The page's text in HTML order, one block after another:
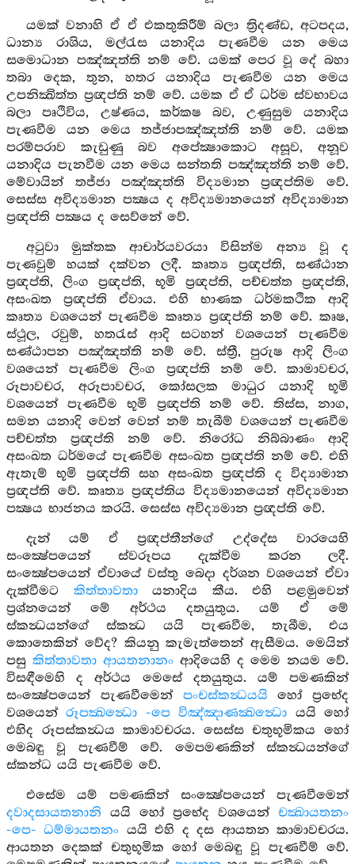
යමක් වනාහි ඒ ඒ එකතුකිරීම් බලා ත්‍රිදණ්ඩ, අටපදය,
ධාන්‍ය රාශිය, මල්රැස යනාදිය පැණවීම යන මෙය
සමොධාන පඤ්ඤත්ති නම් වේ. යමක් පෙර වූ දේ බහා
තබා දෙක, තුන, හතර යනාදිය පැණවීම යන මෙය
උපනික්‍ඛිත්ත ප්‍රඥප්ති නම් වේ. යමක ඒ ඒ ධර්ම ස්වභාවය
බලා පෘථිවිය, උෂ්ණය, කර්කෂ බව, උණුසුම යනාදිය
පැණවීම යන මෙය තජ්ජාපඤ්ඤත්ති නම් වේ. යමක
පරම්පරාව කැඩුණු බව අපේක්‍ෂාකොට අසූව, අනූව
යනාදිය පැනවීම යන මෙය සන්තති පඤ්ඤත්ති නම් වේ.
මේවායින් තජ්ජා පඤ්ඤත්ති විද්‍යමාන ප්‍රඥප්තිම වේ.
සෙස්ස අවිද්‍යමාන පක්‍ෂය ද අවිද්‍යමානයෙන් අවිද්‍යාමාන
ප්‍රඥප්ති පක්‍ෂය ද සෙව්නේ වේ.
අටුවා මුක්තක ආචාර්යවරයා විසින්ම අන්‍ය වූ ද
පැණවුම් හයක් දක්වන ලදී. කෘත්‍ය ප්‍රඥප්ති, සණ්ඨාන
ප්‍රඥප්ති, ලිංග ප්‍රඥප්ති, භූමි ප්‍රඥප්ති, පච්චත්ත ප්‍රඥප්ති,
අසංඛත ප්‍රඥප්ති ඒවාය. එහි භාණක ධර්මකථික ආදි
කෘත්‍ය වශයෙන් පැණවීම කෘත්‍ය ප්‍රඥප්ති නම් වේ. කෘෂ,
ස්ථූල, රවුම්, හතරැස් ආදි සටහන් වශයෙන් පැණවීම
සණ්ඨාපන පඤ්ඤත්ති නම් වේ. ස්ත්‍රී, පුරුෂ ආදි ලිංග
වශයෙන් පැණවීම ලිංග ප්‍රඥප්ති නම් වේ. කාමාවචර,
රූපාවචර, අරූපාවචර, කෝසලක මාධුර යනාදි භූමි
වශයෙන් පැණවීම භූමි ප්‍රඥප්ති නම් වේ. තිස්ස, නාග,
සමන යනාදි වෙන් වෙන් නම් තැබීම් වශයෙන් පැණවීම
පච්චත්ත ප්‍රඥප්ති නම් වේ. නිරෝධ නිබ්බාණං ආදි
අසංඛත ධර්මයේ පැණවීම අසංඛත ප්‍රඥප්ති නම් වේ. එහි
ඇතැම් භූමි ප්‍රඥප්ති සහ අසංඛත ප්‍රඥප්ති ද විද්‍යාමාන
ප්‍රඥප්ති වේ. කෘත්‍ය ප්‍රඥප්තිය විද්‍යමානයෙන් අවිද්‍යමාන
පක්‍ෂය භාජනය කරයි. සෙස්ස අවිද්‍යමාන ප්‍රඥප්ති වේ.
දැන් යම් ඒ ප්‍රඥප්තීන්ගේ උද්දේස වාරයෙහි
සංක්‍ෂේපයෙන් ස්වරූපය දැක්වීම කරන ලදී.
සංක්‍ෂේපයෙන් ඒවායේ වස්තු බෙදා දර්ශන වශයෙන් ඒවා
දැක්වීමට කිත්තාවතායනාදිය කීය. එහි පළමුවෙන්
ප්‍රශ්නයෙන් මේ අර්ථය දතයුතුය. යම් ඒ මේ
ස්කන්‍ධයන්ගේ ස්කන්‍ධ යයි පැණවීම, තැබීම, එය
කොතෙකින් වේද? කියනු කැමැත්තෙන් ඇසීමය. මෙයින්
පසු කිත්තාවතා ආයතනානං ආදියෙහි ද මෙම නයම වේ.
විසඳීමෙහි ද අර්ථය මෙසේ දතයුතුය. යම් පමණකින්
සංක්‍ෂේපයෙන් පැණවීමෙන් පංචස්කන්‍ධයයි හෝ ප්‍රභේද
වශයෙන්රූපක්‍ඛන්‍ධො -පෙ විඤ්ඤාණක්‍ඛන්‍ධො යයි හෝ
එහිද රූපස්කන්‍ධය කාමාවචරය. සෙස්ස චතුභූමිකය හෝ
මෙබඳු වූ පැණවීම් වේ. මෙපමණකින් ස්කන්‍ධයන්ගේ
ස්කන්ධ යයි පැණවීම වේ.
එසේම යම් පමණකින් සංක්‍ෂේපයෙන් පැණවීමෙන්
දවාදසායතනානි යයි හෝ ප්‍රභේද වශයෙන් චක්‍ඛායතනං
-පෙ- ධම්මායතනං යයි එහි ද දස ආයතන කාමාවචරය.
ආයතන දෙකක් චතුභූමික හෝ මෙබඳු වූ පැණවීම් වේ.